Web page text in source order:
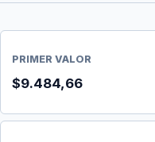
PRIMER VALOR
$9.484,66